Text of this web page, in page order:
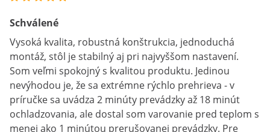
Schválené
Vysoká kvalita, robustná konštrukcia, jednoduchá
montáž, stôl je stabilný aj pri najvyššom nastavení.
Som veľmi spokojný s kvalitou produktu. Jedinou
nevýhodou je, že sa extrémne rýchlo prehrieva - v
príručke sa uvádza 2 minúty prevádzky až 18 minút
ochladzovania, ale dostal som varovanie pred teplom s
menej ako 1 minútou prerušovanej prevádzky. Pre